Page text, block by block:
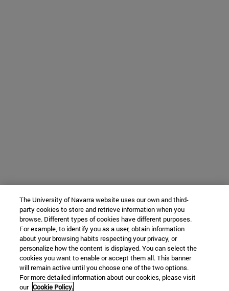
The University of Navarra website uses our own and third-
party cookies to store and retrieve information when you
browse. Different types of cookies have different purposes.
For example, to identify you as a user, obtain information
about your browsing habits respecting your privacy, or
personalize how the content is displayed. You can select the
cookies you want to enable or accept them all. This banner
will remain active until you choose one of the two options.
For more detailed information about our cookies, please visit
our Cookie Policy.